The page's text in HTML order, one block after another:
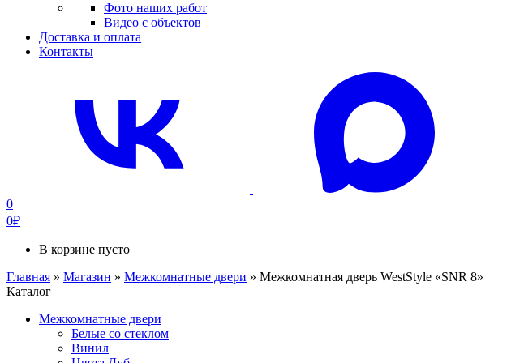
Фото наших работ
Видео с объектов
Доставка и оплата
Контакты
0
0₽
В корзине пусто
Главная » Магазин » Межкомнатные двери » Межкомнатная дверь WestStyle «SNR 8»
Каталог
Межкомнатные двери
Белые со стеклом
Винил